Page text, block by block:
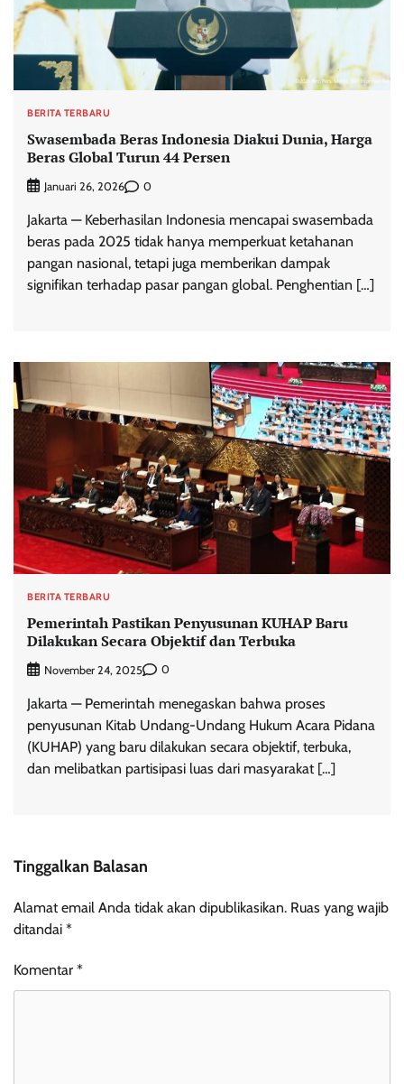
BERITA TERBARU
Swasembada Beras Indonesia Diakui Dunia, Harga
Beras Global Turun 44 Persen
Januari 26, 2026 0
Jakarta — Keberhasilan Indonesia mencapai swasembada
beras pada 2025 tidak hanya memperkuat ketahanan
pangan nasional, tetapi juga memberikan dampak
signifikan terhadap pasar pangan global. Penghentian […]
BERITA TERBARU
Pemerintah Pastikan Penyusunan KUHAP Baru
Dilakukan Secara Objektif dan Terbuka
November 24, 2025 0
Jakarta — Pemerintah menegaskan bahwa proses
penyusunan Kitab Undang-Undang Hukum Acara Pidana
(KUHAP) yang baru dilakukan secara objektif, terbuka,
dan melibatkan partisipasi luas dari masyarakat […]
Tinggalkan Balasan
Alamat email Anda tidak akan dipublikasikan. Ruas yang wajib
ditandai *
Komentar *